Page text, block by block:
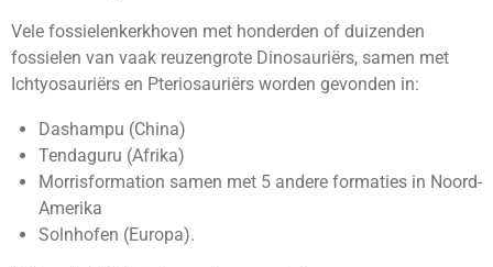
Vele fossielenkerkhoven met honderden of duizenden
fossielen van vaak reuzengrote Dinosauriërs, samen met
Ichtyosauriërs en Pteriosauriërs worden gevonden in:
Dashampu (China)
Tendaguru (Afrika)
Morrisformation samen met 5 andere formaties in Noord-
Amerika
Solnhofen (Europa).